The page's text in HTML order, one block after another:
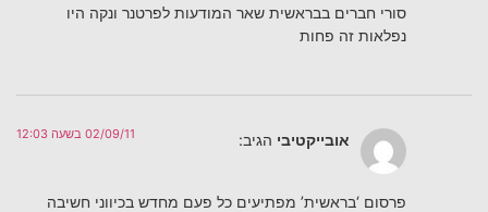
סורי חברים בבראשית שאר המודעות לפרטנר ונקה היו
נפלאות זה פחות
אובייקטיבי הגיב: 02/09/11 בשעה 12:03
פרסום ‘בראשית’ מפתיעים כל פעם מחדש בכיווני חשיבה